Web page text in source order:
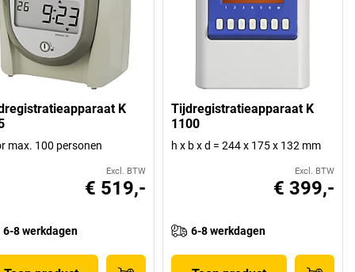
K
max. 100 personen
Excl. BTW
€ 519,-
6-8 werkdagen
Tijdregistratieapparaat K
1100
h x b x d = 244 x 175 x 132 mm
Excl. BTW
€ 399,-
6-8 werkdagen